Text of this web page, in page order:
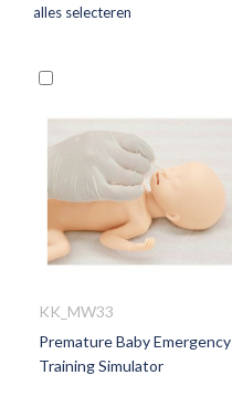
alles selecteren
VOEG
TOE
KK_MW33
Premature Baby Emergency
Training Simulator